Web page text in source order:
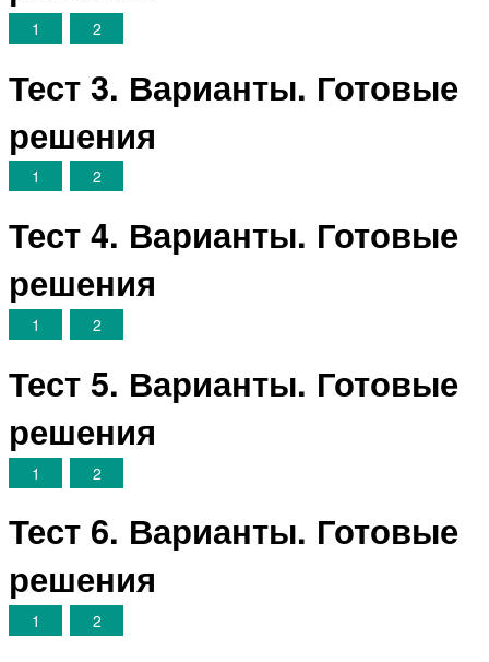
1 2
Тест 3. Варианты. Готовые
решения
1 2
Тест 4. Варианты. Готовые
решения
1 2
Тест 5. Варианты. Готовые
решения
1 2
Тест 6. Варианты. Готовые
решения
1 2